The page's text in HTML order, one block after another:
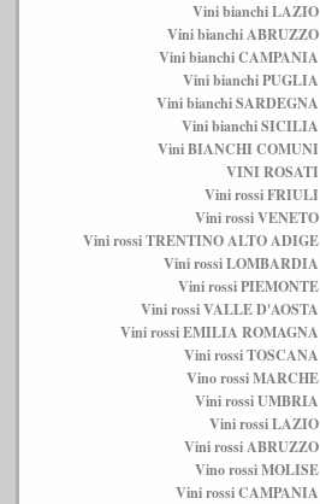
Vini bianchi LAZIO
Vini bianchi ABRUZZO
Vini bianchi CAMPANIA
Vini bianchi PUGLIA
Vini bianchi SARDEGNA
Vini bianchi SICILIA
Vini BIANCHI COMUNI
VINI ROSATI
Vini rossi FRIULI
Vini rossi VENETO
Vini rossi TRENTINO ALTO ADIGE
Vini rossi LOMBARDIA
Vini rossi PIEMONTE
Vini rossi VALLE D'AOSTA
Vini rossi EMILIA ROMAGNA
Vini rossi TOSCANA
Vino rossi MARCHE
Vini rossi UMBRIA
Vini rossi LAZIO
Vini rossi ABRUZZO
Vino rossi MOLISE
Vini rossi CAMPANIA